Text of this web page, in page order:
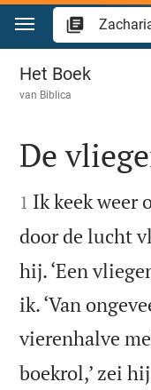
Spring naar inhoud
Zacharia 5
Het Boek
van Biblica

De

1 Ik keek weer
door de lucht
hij. ‘Een
ik. ‘Van
vierenhalve
boekrol,’ zei